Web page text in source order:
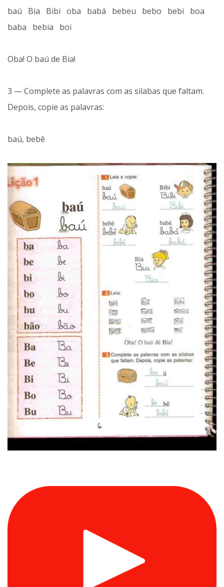
baú Bia Bibi oba babá bebeu bebo bebi boa
baba bebia boi
Oba! O baú de Bia!
3 — Complete as palavras com as silabas que faltam.
Depois, copie as palavras:
baú, bebê